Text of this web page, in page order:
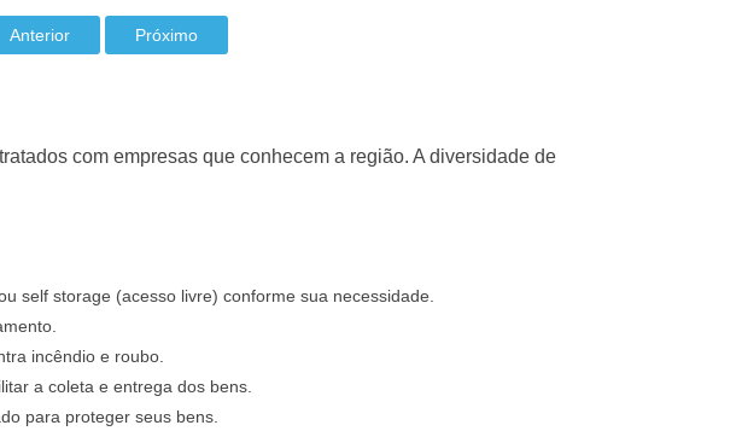
com empresas que conhecem a região. A diversidade de
self storage (acesso livre) conforme sua necessidade.
incêndio e roubo.
a coleta e entrega dos bens.
para proteger seus bens.